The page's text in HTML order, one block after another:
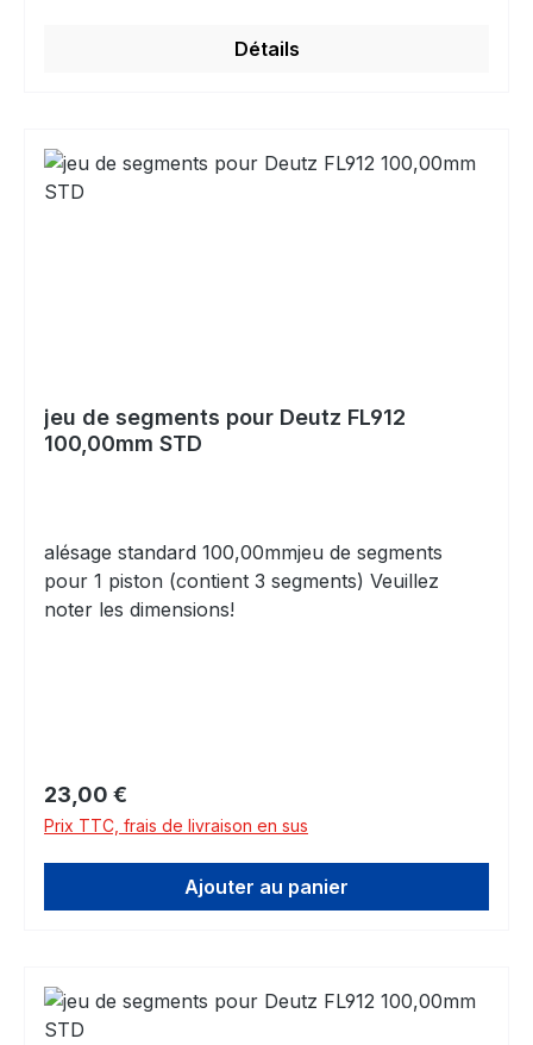
Détails
jeu de segments pour Deutz FL912
100,00mm STD
alésage standard 100,00mmjeu de segments
pour 1 piston (contient 3 segments) Veuillez
noter les dimensions!
Prix régulier :
23,00 €
Prix TTC, frais de livraison en sus
Ajouter au panier